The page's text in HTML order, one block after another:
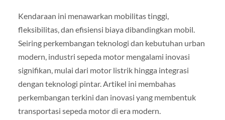
Kendaraan ini menawarkan mobilitas tinggi,
fleksibilitas, dan efisiensi biaya dibandingkan mobil.
Seiring perkembangan teknologi dan kebutuhan urban
modern, industri sepeda motor mengalami inovasi
signifikan, mulai dari motor listrik hingga integrasi
dengan teknologi pintar. Artikel ini membahas
perkembangan terkini dan inovasi yang membentuk
transportasi sepeda motor di era modern.